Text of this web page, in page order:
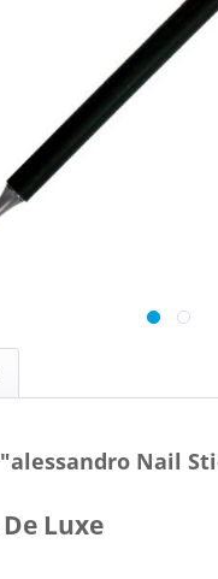
Nail
Luxe